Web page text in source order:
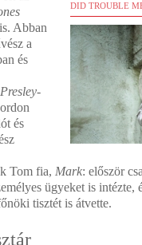
DID TROUBLE
Abban
a
és
-
és
Tom fia, Mark: először
ügyeket is intézte,
tisztét is átvette.